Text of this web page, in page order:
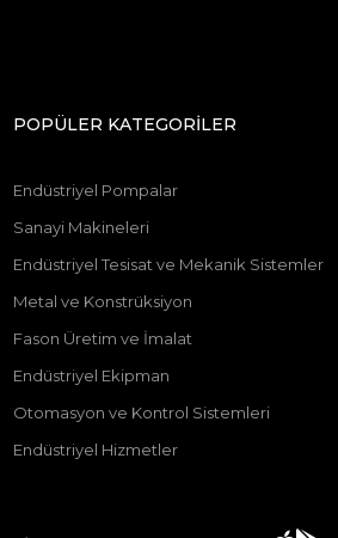
POPÜLER KATEGORİLER
Endüstriyel Pompalar
Sanayi Makineleri
Endüstriyel Tesisat ve Mekanik Sistemler
Metal ve Konstrüksiyon
Fason Üretim ve İmalat
Endüstriyel Ekipman
Otomasyon ve Kontrol Sistemleri
Endüstriyel Hizmetler